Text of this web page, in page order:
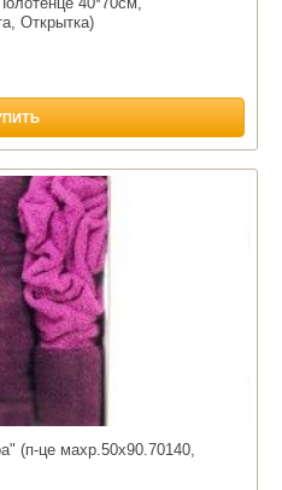
Открытка)
(п-це махр.50х90.70140,